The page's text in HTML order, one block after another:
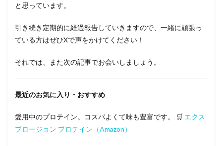
と思っています。
引き続き定期的に経過報告していきますので、一緒に頑張っ
ている方はぜひXで声をかけてください！
それでは、また次の記事でお会いしましょう。
最近のお気に入り・おすすめ
愛用中のプロテイン。コスパよくて味も豊富です。 🛒 エクス
プロージョン プロテイン（Amazon）